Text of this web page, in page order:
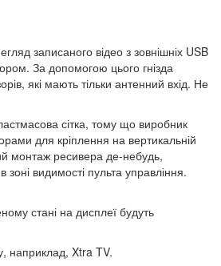
записаного відео з зовнішніх USB
За допомогою цього гнізда
які мають тільки антенний вхід. Не
сітка, тому що виробник
для кріплення на вертикальній
монтаж ресивера де-небудь,
видимості пульта управління.
стані на дисплеї будуть
наприклад, Xtra TV.